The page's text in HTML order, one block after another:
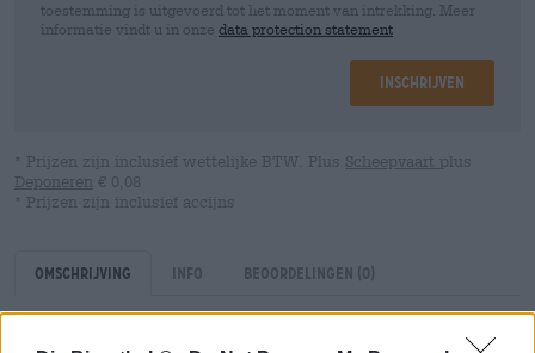
toestemming is uitgevoerd tot het moment van intrekking. Meer
informatie vindt u in onze data protection statement
Inschrijven
* Prijzen zijn inclusief wettelijke BTW. Plus Scheepvaart plus
Deponeren € 0,08
* Prijzen zijn inclusief accijns
Omschrijving Info Beoordelingen (0)